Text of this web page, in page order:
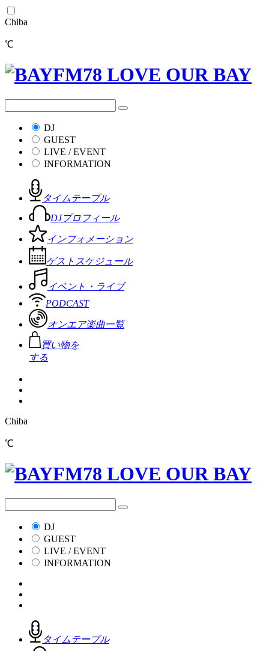
Chiba
℃
DJ
GUEST
LIVE / EVENT
INFORMATION
タイムテーブル
DJプロフィール
インフォメーション
ゲストスケジュール
イベント・ライブ
PODCAST
オンエア楽曲一覧
買い物を
する
Chiba
℃
DJ
GUEST
LIVE / EVENT
INFORMATION
タイムテーブル